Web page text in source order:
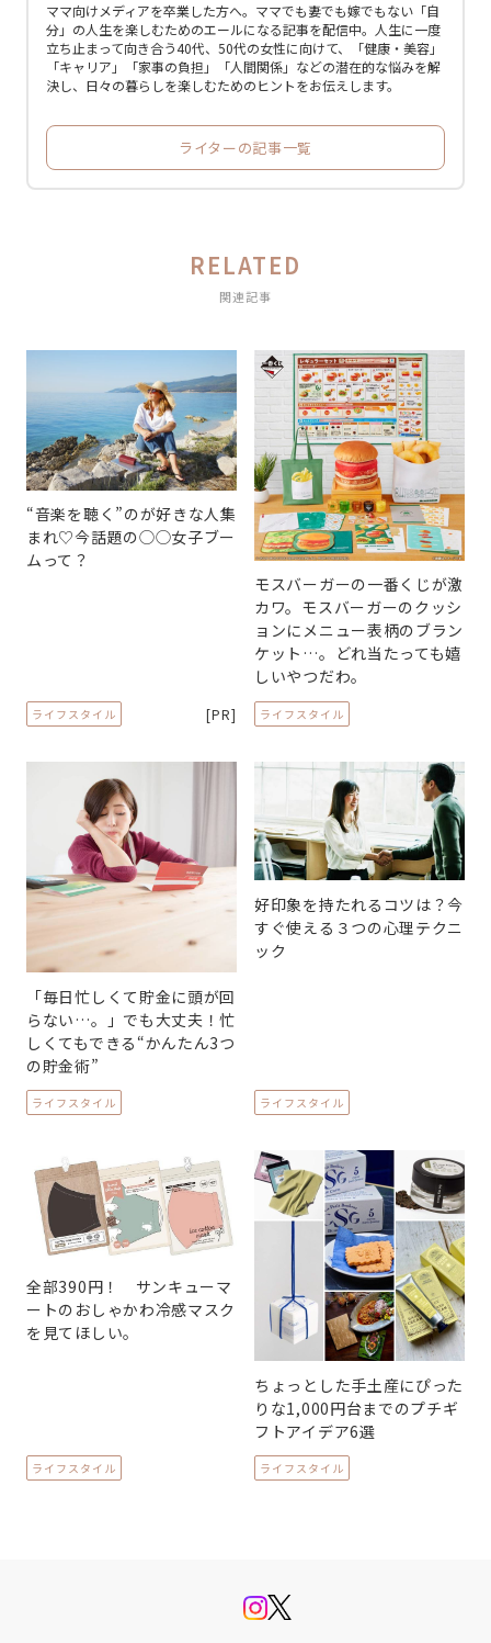
ママ向けメディアを卒業した方へ。ママでも妻でも嫁でもない「自
分」の人生を楽しむためのエールになる記事を配信中。人生に一度
立ち止まって向き合う40代、50代の女性に向けて、「健康・美容」
「キャリア」「家事の負担」「人間関係」などの潜在的な悩みを解
決し、日々の暮らしを楽しむためのヒントをお伝えします。
ライターの記事一覧
RELATED
関連記事
“音楽を聴く”のが好きな人集
まれ♡今話題の◯◯女子ブー
ムって？
ライフスタイル [PR]
モスバーガーの一番くじが激
カワ。モスバーガーのクッシ
ョンにメニュー表柄のブラン
ケット…。どれ当たっても嬉
しいやつだわ。
ライフスタイル
「毎日忙しくて貯金に頭が回
らない…。」でも大丈夫！忙
しくてもできる“かんたん3つ
の貯金術”
ライフスタイル
好印象を持たれるコツは？今
すぐ使える３つの心理テクニ
ック
ライフスタイル
全部390円！ サンキューマ
ートのおしゃかわ冷感マスク
を見てほしい。
ライフスタイル
ちょっとした手土産にぴった
りな1,000円台までのプチギ
フトアイデア6選
ライフスタイル